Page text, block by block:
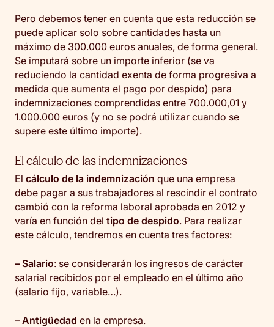
Pero debemos tener en cuenta que esta reducción se
puede aplicar solo sobre cantidades hasta un
máximo de 300.000 euros anuales, de forma general.
Se imputará sobre un importe inferior (se va
reduciendo la cantidad exenta de forma progresiva a
medida que aumenta el pago por despido) para
indemnizaciones comprendidas entre 700.000,01 y
1.000.000 euros (y no se podrá utilizar cuando se
supere este último importe).
El cálculo de las indemnizaciones
El cálculo de la indemnización que una empresa
debe pagar a sus trabajadores al rescindir el contrato
cambió con la reforma laboral aprobada en 2012 y
varía en función del tipo de despido. Para realizar
este cálculo, tendremos en cuenta tres factores:
– Salario: se considerarán los ingresos de carácter
salarial recibidos por el empleado en el último año
(salario fijo, variable…).
– Antigüedad en la empresa.